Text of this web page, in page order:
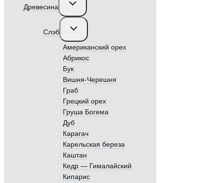
Древесина
дочернее
Слэб
Переключить
дочернее
Американский орех
Абрикос
Бук
Вишня-Черешня
Граб
Грецкий орех
Груша Богема
Дуб
Карагач
Карельская береза
Каштан
Кедр — Гималайский
Кипарис